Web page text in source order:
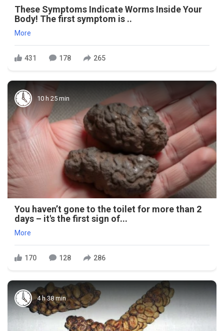
These Symptoms Indicate Worms Inside Your
Body! The first symptom is ..
More
431 178 265
10 h 25 min
You haven’t gone to the toilet for more than 2
days – it's the first sign of...
More
170 128 286
4 h 38 min